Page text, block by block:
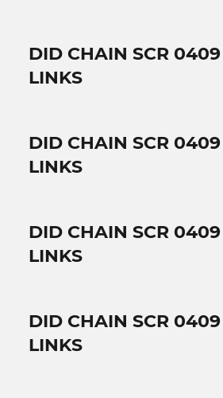
DID CHAIN SCR 0409
LINKS
DID CHAIN SCR 0409
LINKS
DID CHAIN SCR 0409
LINKS
DID CHAIN SCR 0409
LINKS